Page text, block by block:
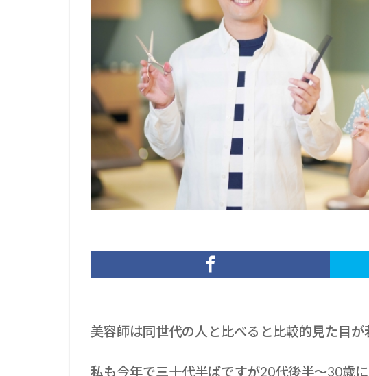
美容師は同世代の人と比べると比較的見た目が
私も今年で三十代半ばですが20代後半～30歳